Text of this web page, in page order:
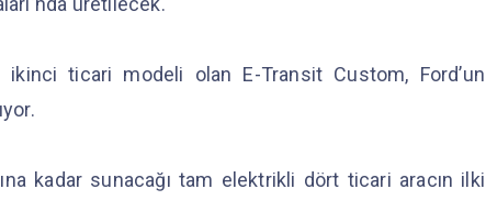
ikinci ticari modeli olan E-Transit Custom, Ford’un
kadar sunacağı tam elektrikli dört ticari aracın ilki